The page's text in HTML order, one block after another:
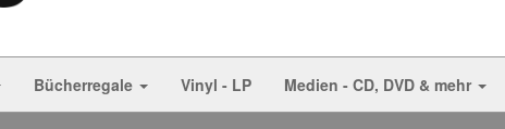
Bücherregale Vinyl - LP Medien - CD, DVD & mehr